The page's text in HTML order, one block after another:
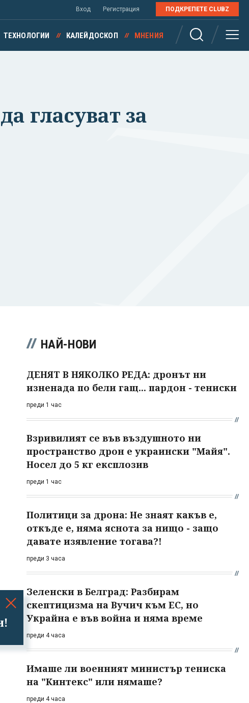
Вход Регистрация ПОДКРЕПЕТЕ CLUBZ
ТЕХНОЛОГИИ КАЛЕЙДОСКОП МНЕНИЯ
гласуват за
НАЙ-НОВИ
ДЕНЯТ В НЯКОЛКО РЕДА: дронът ни
изненада по бели гащ... пардон - тениски
преди 1 час
Взривилият се във въздушното ни
пространство дрон е украински "Майя".
Носел до 5 кг експлозив
преди 1 час
Политици за дрона: Не знаят какъв е,
откъде е, няма яснота за нищо - защо
давате изявление тогава?!
преди 3 часа
Зеленски в Белград: Разбирам
скептицизма на Вучич към ЕС, но
Украйна е във война и няма време
преди 4 часа
Имаше ли военният министър тениска
на "Кинтекс" или нямаше?
преди 4 часа